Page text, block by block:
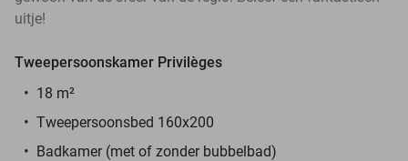
uitje!
Tweepersoonskamer Privilèges
18 m²
Tweepersoonsbed 160x200
Badkamer (met of zonder bubbelbad)